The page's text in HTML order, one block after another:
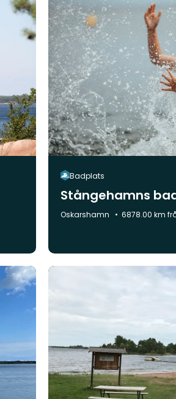
Badplats
Stångehamns
Kommun:
Oskarshamn 6878.00 km